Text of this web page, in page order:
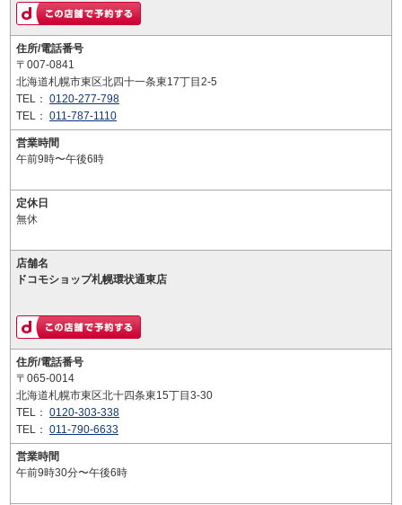
住所/電話番号
〒007-0841
北海道札幌市東区北四十一条東17丁目2-5
TEL： 0120-277-798
TEL： 011-787-1110
営業時間
午前9時〜午後6時
定休日
無休
店舗名
ドコモショップ札幌環状通東店
住所/電話番号
〒065-0014
北海道札幌市東区北十四条東15丁目3-30
TEL： 0120-303-338
TEL： 011-790-6633
営業時間
午前9時30分〜午後6時